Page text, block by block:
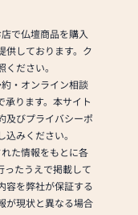
で仏壇商品を購入
供しております。ク
ださい。
・オンライン相談
承ります。本サイト
及びプライバシーポ
みください。
た情報をもとに各
ったうえで掲載して
容を弊社が保証する
が現状と異なる場合